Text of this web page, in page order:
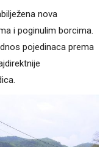
nova
i poginulim borcima.
pojedinaca prema